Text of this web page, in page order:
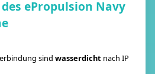
ePropulsion Navy
sind wasserdicht nach IP